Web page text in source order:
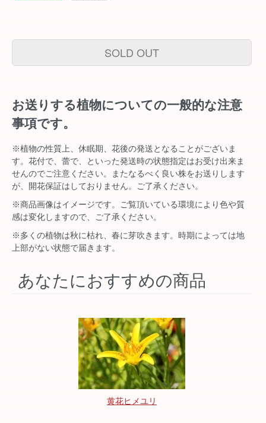
SOLD OUT
お送りする植物についての一般的な注意
事項です。
※植物の性質上、休眠期、花後の発送となることがございま
す。花付で、蕾で、といった発送時の状態指定はお受け出来ま
せんのでご注意ください。またなるべく良い株をお送りします
が、開花保証はしておりません。ご了承ください。
※商品画像はイメージです。ご覧頂いている環境により色や質
感は変化しますので、ご了承ください。
※多くの植物は秋に枯れ、春に芽吹きます。時期によっては地
上部がない状態で届きます。
あなたにおすすめの商品
黄花ヒメユリ